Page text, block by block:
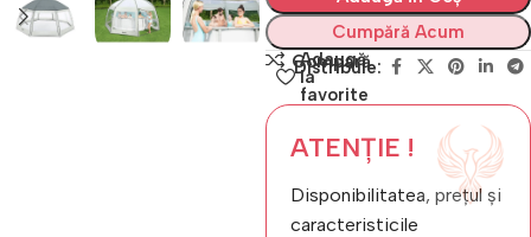
Cumpără Acum
Compară
Adaugă
la
favorite
Distribuie:
ATENȚIE !
Disponibilitatea, prețul și
caracteristicile